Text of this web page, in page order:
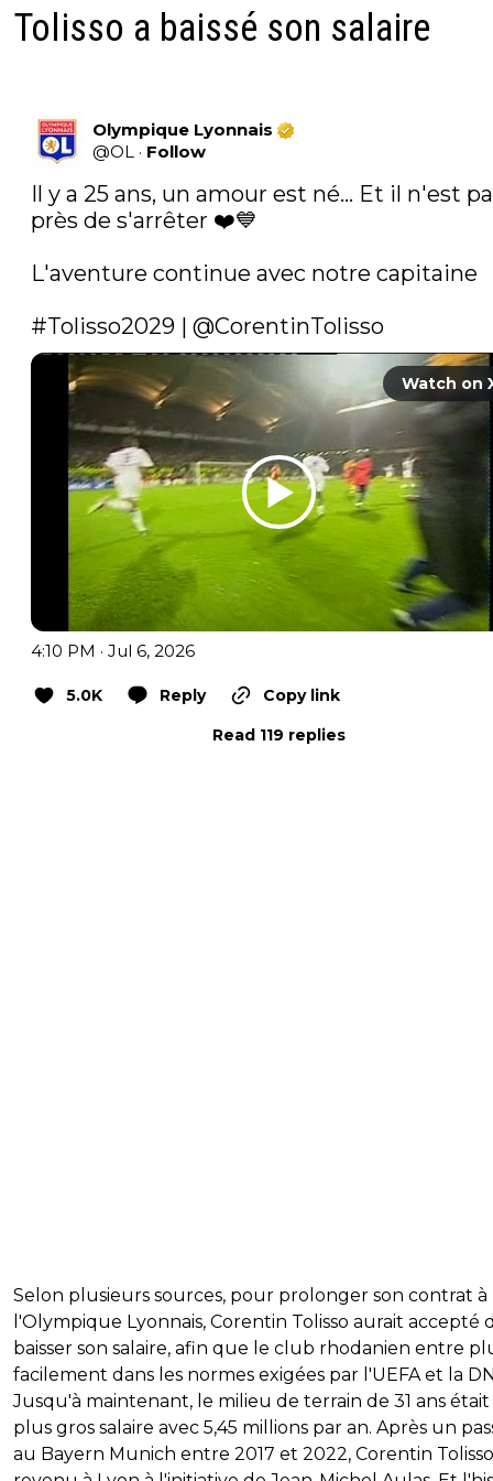
Tolisso a baissé son salaire
Olympique Lyonnais
@OL · Follow
Il y a 25 ans, un amour est né... Et il n'est
près de s'arrêter ❤️💙
L'aventure continue avec notre capitaine
#Tolisso2029 | @CorentinTolisso
Watch on
4:10 PM · Jul 6, 2026
5.0K Reply
Copy link
Read 119 replies
Selon plusieurs sources, pour prolonger son contrat à
l'Olympique Lyonnais, Corentin Tolisso aurait accepté
baisser son salaire, afin que le club rhodanien entre
facilement dans les normes exigées par l'UEFA et la
Jusqu'à maintenant, le milieu de terrain de 31 ans
plus gros salaire avec 5,45 millions par an. Après un
au Bayern Munich entre 2017 et 2022, Corentin